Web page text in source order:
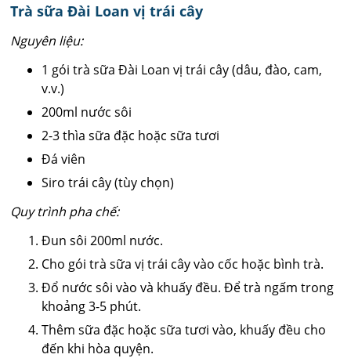
Trà sữa Đài Loan vị trái cây
Nguyên liệu:
1 gói trà sữa Đài Loan vị trái cây (dâu, đào, cam,
v.v.)
200ml nước sôi
2-3 thìa sữa đặc hoặc sữa tươi
Đá viên
Siro trái cây (tùy chọn)
Quy trình pha chế:
Đun sôi 200ml nước.
Cho gói trà sữa vị trái cây vào cốc hoặc bình trà.
Đổ nước sôi vào và khuấy đều. Để trà ngấm trong
khoảng 3-5 phút.
Thêm sữa đặc hoặc sữa tươi vào, khuấy đều cho
đến khi hòa quyện.